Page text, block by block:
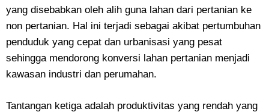
yang disebabkan oleh alih guna lahan dari pertanian ke
non pertanian. Hal ini terjadi sebagai akibat pertumbuhan
penduduk yang cepat dan urbanisasi yang pesat
sehingga mendorong konversi lahan pertanian menjadi
kawasan industri dan perumahan.
Tantangan ketiga adalah produktivitas yang rendah yang